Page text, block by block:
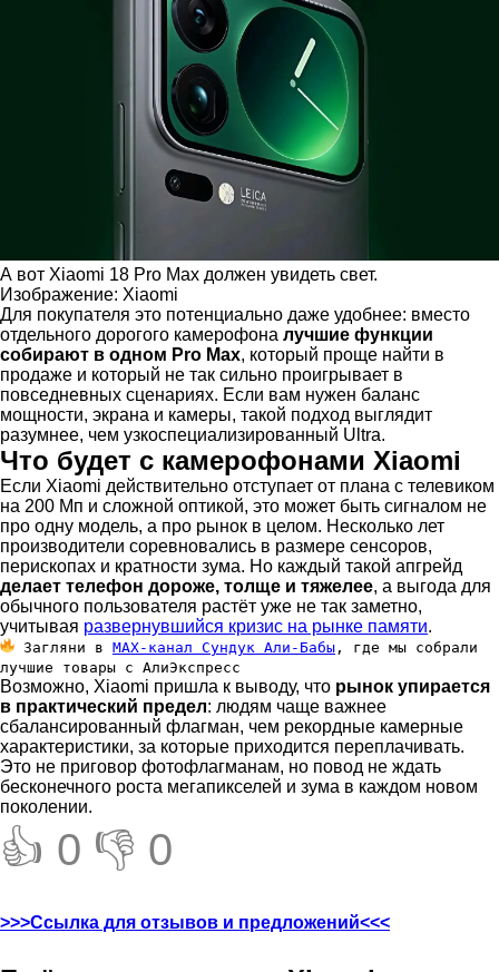
А вот Xiaomi 18 Pro Max должен увидеть свет.
Изображение: Xiaomi
Для покупателя это потенциально даже удобнее: вместо
отдельного дорогого камерофона лучшие функции
собирают в одном Pro Max, который проще найти в
продаже и который не так сильно проигрывает в
повседневных сценариях. Если вам нужен баланс
мощности, экрана и камеры, такой подход выглядит
разумнее, чем узкоспециализированный Ultra.
Что будет с камерофонами Xiaomi
Если Xiaomi действительно отступает от плана с телевиком
на 200 Мп и сложной оптикой, это может быть сигналом не
про одну модель, а про рынок в целом. Несколько лет
производители соревновались в размере сенсоров,
перископах и кратности зума. Но каждый такой апгрейд
делает телефон дороже, толще и тяжелее, а выгода для
обычного пользователя растёт уже не так заметно,
учитывая развернувшийся кризис на рынке памяти.
Загляни в MAX-канал Сундук Али-Бабы , где мы собрали
лучшие товары с АлиЭкспресс
Возможно, Xiaomi пришла к выводу, что рынок упирается
в практический предел: людям чаще важнее
сбалансированный флагман, чем рекордные камерные
характеристики, за которые приходится переплачивать.
Это не приговор фотофлагманам, но повод не ждать
бесконечного роста мегапикселей и зума в каждом новом
поколении.
👍 0 👎 0
>>>Ссылка для отзывов и предложений<<<